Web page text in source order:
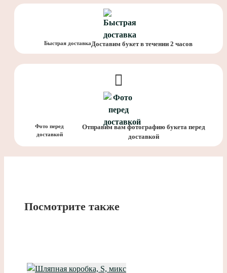
Быстрая доставкаДоставим букет в течении 2 часов
Фото перед
доставкой
Отправим вам фотографию букета перед
доставкой
Посмотрите также